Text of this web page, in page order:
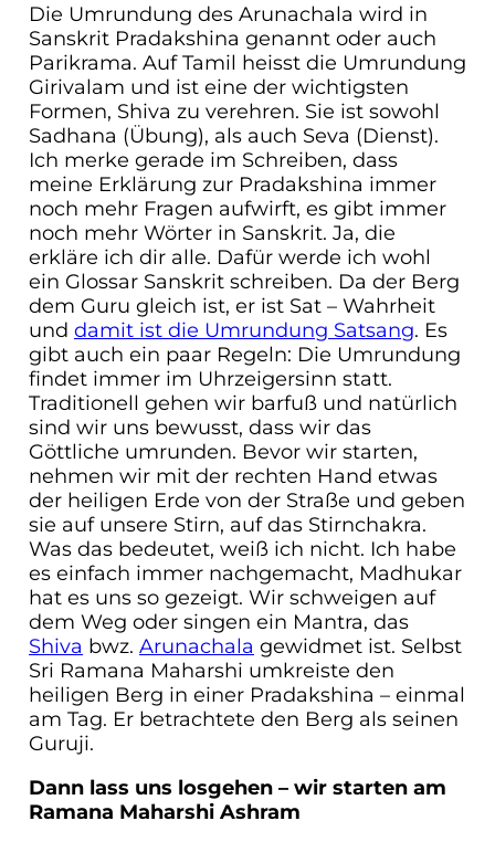
Die Umrundung des Arunachala wird in
Sanskrit Pradakshina genannt oder auch
Parikrama. Auf Tamil heisst die Umrundung
Girivalam und ist eine der wichtigsten
Formen, Shiva zu verehren. Sie ist sowohl
Sadhana (Übung), als auch Seva (Dienst).
Ich merke gerade im Schreiben, dass
meine Erklärung zur Pradakshina immer
noch mehr Fragen aufwirft, es gibt immer
noch mehr Wörter in Sanskrit. Ja, die
erkläre ich dir alle. Dafür werde ich wohl
ein Glossar Sanskrit schreiben. Da der Berg
dem Guru gleich ist, er ist Sat – Wahrheit
und damit ist die Umrundung Satsang. Es
gibt auch ein paar Regeln: Die Umrundung
findet immer im Uhrzeigersinn statt.
Traditionell gehen wir barfuß und natürlich
sind wir uns bewusst, dass wir das
Göttliche umrunden. Bevor wir starten,
nehmen wir mit der rechten Hand etwas
der heiligen Erde von der Straße und geben
sie auf unsere Stirn, auf das Stirnchakra.
Was das bedeutet, weiß ich nicht. Ich habe
es einfach immer nachgemacht, Madhukar
hat es uns so gezeigt. Wir schweigen auf
dem Weg oder singen ein Mantra, das
Shiva bwz. Arunachala gewidmet ist. Selbst
Sri Ramana Maharshi umkreiste den
heiligen Berg in einer Pradakshina – einmal
am Tag. Er betrachtete den Berg als seinen
Guruji.
Dann lass uns losgehen – wir starten am
Ramana Maharshi Ashram